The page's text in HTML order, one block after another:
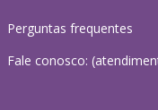
Perguntas frequentes
Fale conosco: